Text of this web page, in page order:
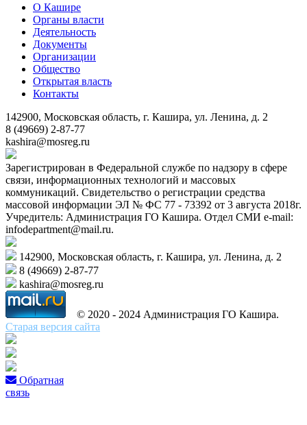
О Кашире
Органы власти
Деятельность
Документы
Организации
Общество
Открытая власть
Контакты
142900, Московская область, г. Кашира, ул. Ленина, д. 2
8 (49669) 2-87-77
kashira@mosreg.ru
Зарегистрирован в Федеральной службе по надзору в сфере
связи, информационных технологий и массовых
коммуникаций. Свидетельство о регистрации средства
массовой информации ЭЛ № ФС 77 - 73392 от 3 августа 2018г.
Учредитель: Администрация ГО Кашира. Отдел СМИ e-mail:
infodepartment@mail.ru.
142900, Московская область, г. Кашира, ул. Ленина, д. 2
8 (49669) 2-87-77
kashira@mosreg.ru
© 2020 - 2024 Администрация ГО Кашира.
Старая версия сайта
Обратная
связь